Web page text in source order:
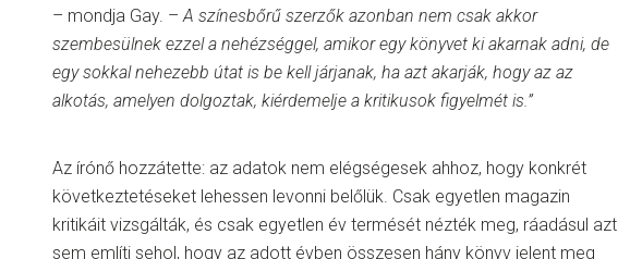
– mondja Gay. –A színesbőrű szerzők azonban nem csak akkor
szembesülnek ezzel a nehézséggel, amikor egy könyvet ki akarnak adni, de
egy sokkal nehezebb útat is be kell járjanak, ha azt akarják, hogy az az
alkotás, amelyen dolgoztak, kiérdemelje a kritikusok figyelmét is.”
Az írónő hozzátette: az adatok nem elégségesek ahhoz, hogy konkrét
következtetéseket lehessen levonni belőlük. Csak egyetlen magazin
kritikáit vizsgálták, és csak egyetlen év termését nézték meg, ráadásul azt
sem említi sehol, hogy az adott évben összesen hány könyv jelent meg